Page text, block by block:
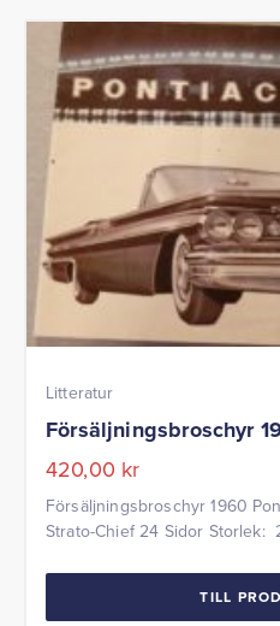
Litteratur
Försäljningsbroschyr
420,00 kr
Försäljningsbroschyr 1960
Strato-Chief 24 Sidor Storlek:
TILL